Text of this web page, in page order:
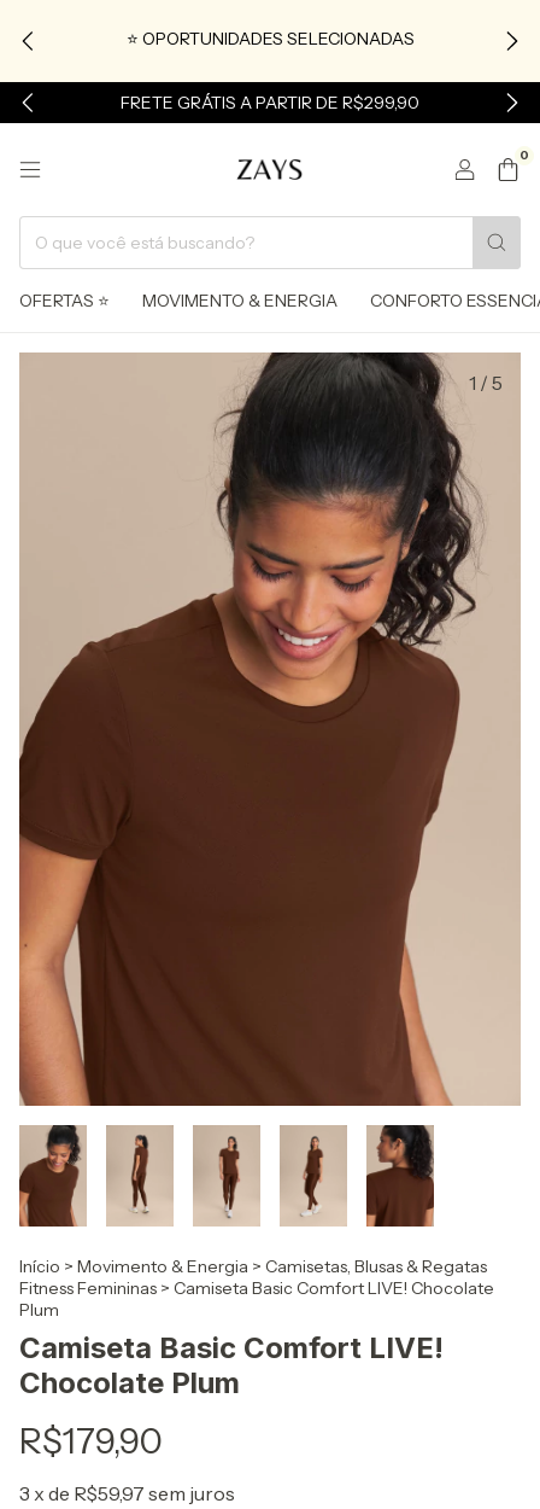
⭐ OPORTUNIDADES SELECIONADAS
FRETE GRÁTIS A PARTIR DE R$299,90
0
OFERTAS ⭐ MOVIMENTO & ENERGIA CONFORTO
1 / 5
Início > Movimento & Energia > Camisetas, Blusas & Regatas
Fitness Femininas > Camiseta Basic Comfort LIVE! Chocolate
Plum
Camiseta Basic Comfort LIVE!
Chocolate Plum
R$179,90
3 x de R$59,97 sem juros